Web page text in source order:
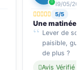
19/05/
5/5
Une matinée
Lever de
paisible,
de plus ?
Avis Vérifié